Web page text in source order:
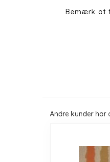
Bemærk at
Andre kunder har